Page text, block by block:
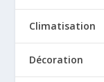
Climatisation
Décoration